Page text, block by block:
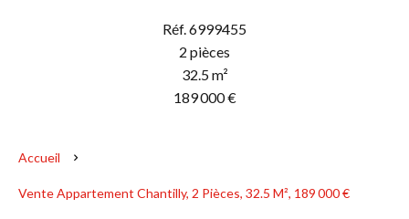
Réf. 6999455
2 pièces
32.5 m²
189 000 €
Accueil
Vente Appartement Chantilly, 2 Pièces, 32.5 M², 189 000 €